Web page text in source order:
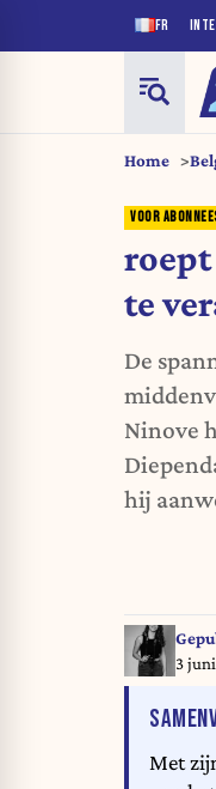
FR
Home
te
De
Ninove
hij
3
Met